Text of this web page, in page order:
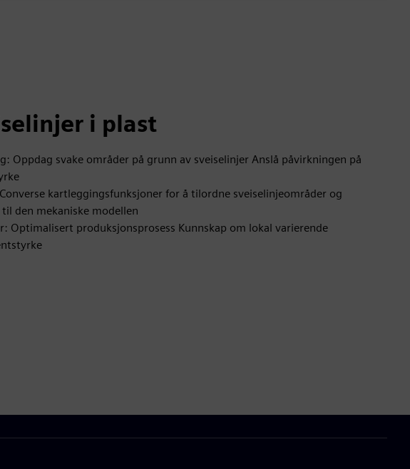
i plast
Oppdag svake områder på grunn av sveiselinjer Anslå påvirkningen på
kartleggingsfunksjoner for å tilordne sveiselinjeområder og
den mekaniske modellen
Optimalisert produksjonsprosess Kunnskap om lokal varierende